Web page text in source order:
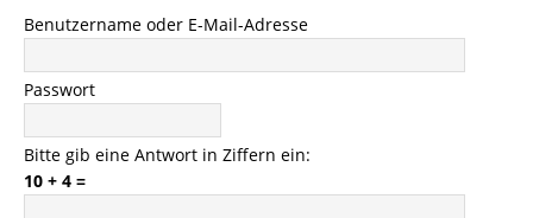
Benutzername oder E-Mail-Adresse
Passwort
Bitte gib eine Antwort in Ziffern ein:
10 + 4 =